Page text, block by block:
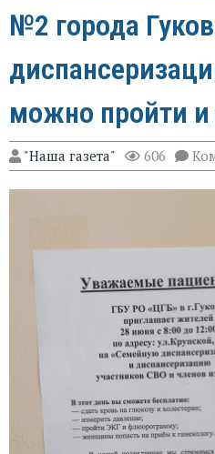
№2 города
можно пройти и
"Наша газета" 606